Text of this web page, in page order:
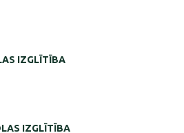
IZGLĪTĪBA
IZGLĪTĪBA